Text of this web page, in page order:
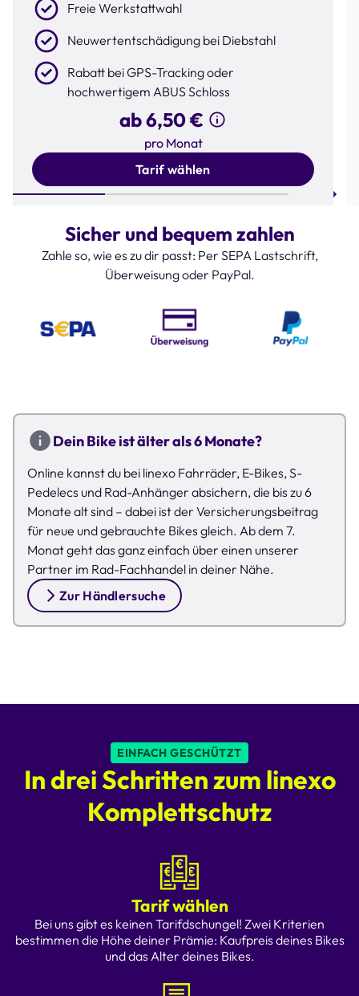
Freie Werkstattwahl
Neuwertentschädigung bei Diebstahl
Rabatt bei GPS-Tracking oder
hochwertigem ABUS Schloss
ab 6,50 €
pro Monat
Tarif wählen
Sicher und bequem zahlen
Zahle so, wie es zu dir passt: Per SEPA Lastschrift,
Überweisung oder PayPal.
Dein Bike ist älter als 6 Monate?
Online kannst du bei linexo Fahrräder, E-Bikes, S-
Pedelecs und Rad-Anhänger absichern, die bis zu 6
Monate alt sind – dabei ist der Versicherungsbeitrag
für neue und gebrauchte Bikes gleich. Ab dem 7.
Monat geht das ganz einfach über einen unserer
Partner im Rad-Fachhandel in deiner Nähe.
Zur Händlersuche
EINFACH GESCHÜTZT
In drei Schritten zum linexo
Komplettschutz
Tarif wählen
Bei uns gibt es keinen Tarifdschungel! Zwei Kriterien
bestimmen die Höhe deiner Prämie: Kaufpreis deines Bikes
und das Alter deines Bikes.